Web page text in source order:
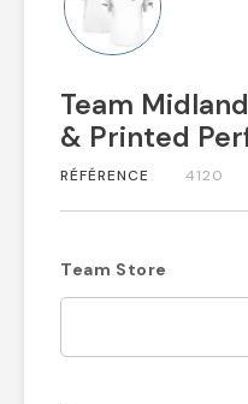
Team
& Printed
RÉFÉRENCE 4120
Team Store